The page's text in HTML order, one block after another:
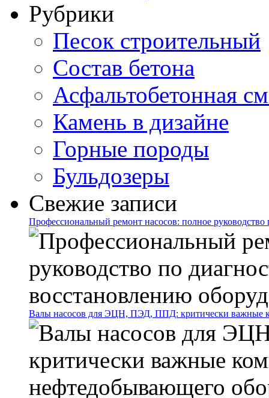
Рубрики
Песок строительный
Состав бетона
Асфальтобетонная
Камень в дизайне
Горные породы
Бульдозеры
Свежие записи
Профессиональный ремонт насосов: полное
Валы насосов для ЭЦН, ПЭД, ППД: критически важные